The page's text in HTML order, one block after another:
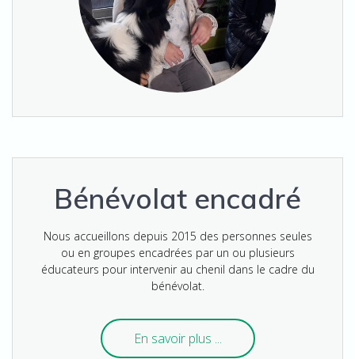
Bénévolat encadré
Nous accueillons depuis 2015 des personnes seules
ou en groupes encadrées par un ou plusieurs
éducateurs pour intervenir au chenil dans le cadre du
bénévolat.
En savoir plus ...